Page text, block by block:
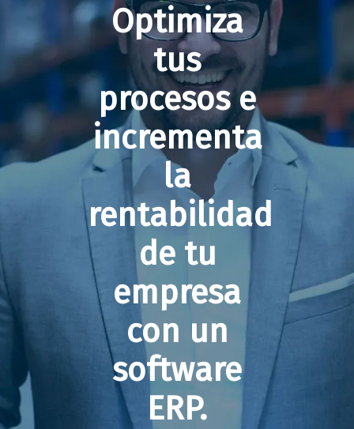
Optimiza
tus
procesos e
incrementa
la
rentabilidad
de tu
empresa
con un
software
ERP.